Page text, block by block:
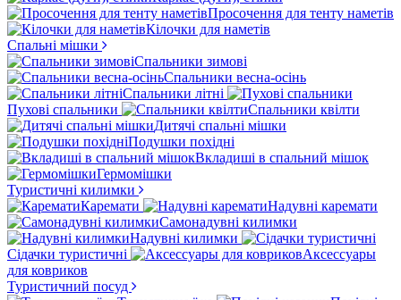
Просочення для тенту наметів
Кілочки для наметів
Спальні мішки
Спальники зимові
Спальники весна-осінь
Спальники літні
Пухові спальники
Спальники квілти
Дитячі спальні мішки
Подушки похідні
Вкладиші в спальний мішок
Гермомішки
Туристичні килимки
Каремати
Надувні каремати
Самонадувні килимки
Надувні килимки
Сідачки туристичні
Аксессуары
для ковриков
Туристичний посуд